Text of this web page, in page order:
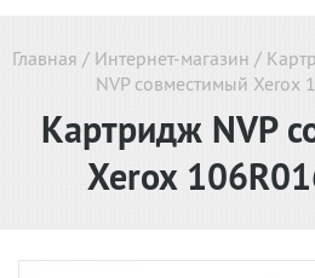
Главная / Интернет-магазин /
NVP совместимый Xerox
Картридж NVP
Xerox